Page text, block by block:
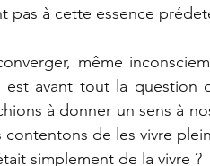
pas à cette essence
même
avant tout la question
à donner un sens à
de les vivre
simplement de la vivre ?